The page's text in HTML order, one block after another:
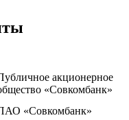
акционерное
«Совкомбанк»
«Совкомбанк»